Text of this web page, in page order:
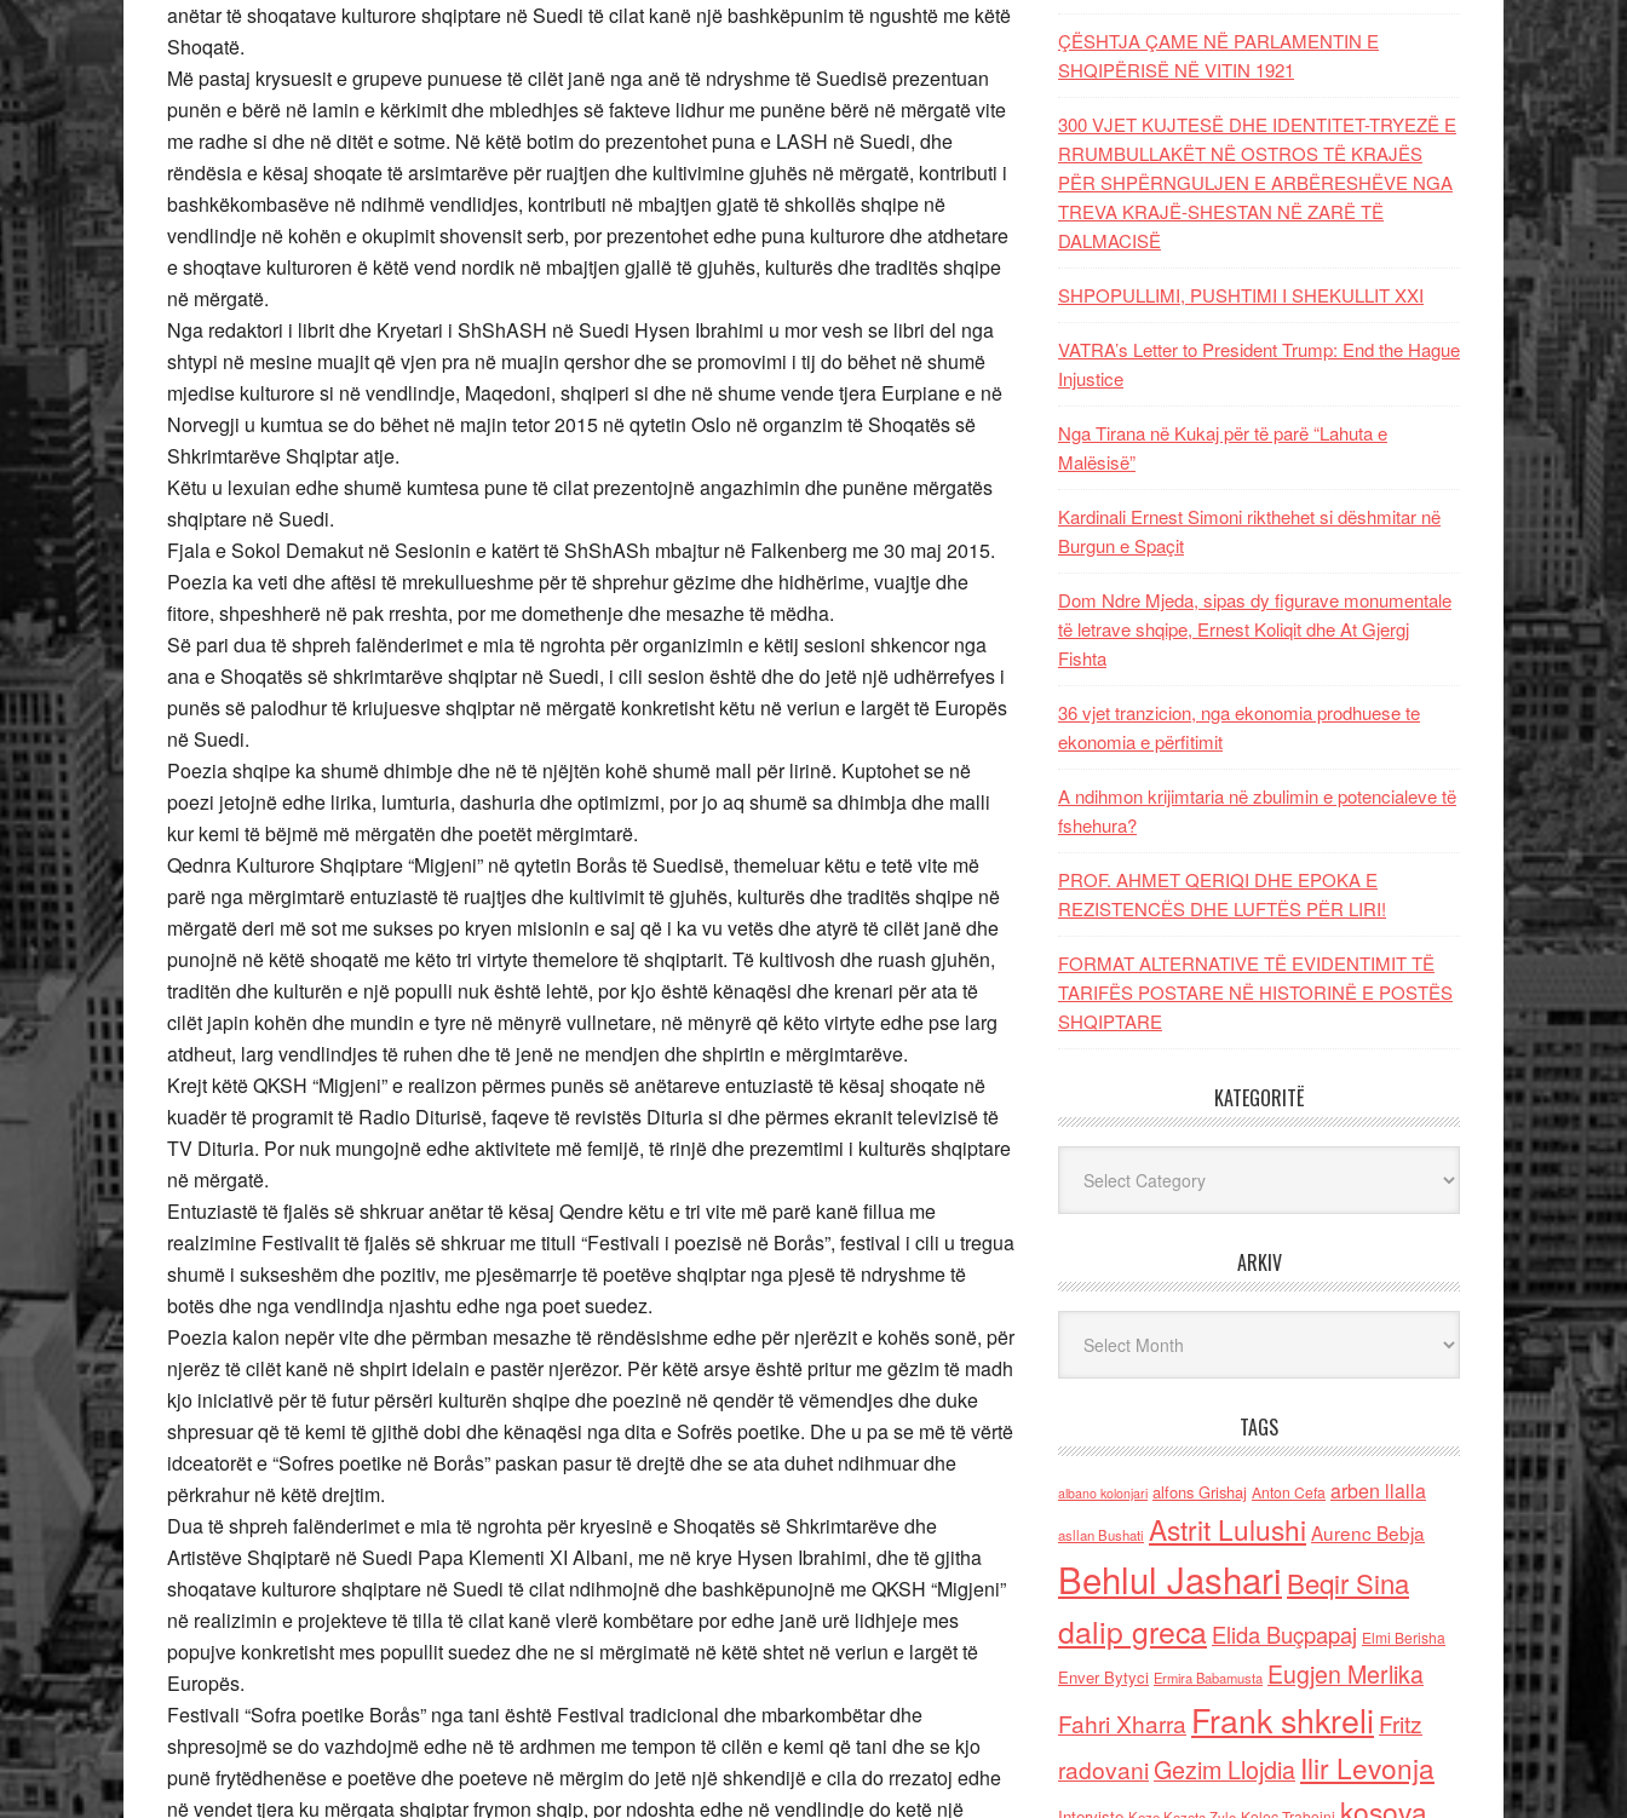
anëtar të shoqatave kulturore shqiptare në Suedi të cilat kanë një bashkëpunim të ngushtë me këtë
Shoqatë.
Më pastaj krysuesit e grupeve punuese të cilët janë nga anë të ndryshme të Suedisë prezentuan
punën e bërë në lamin e kërkimit dhe mbledhjes së fakteve lidhur me punëne bërë në mërgatë vite
me radhe si dhe në ditët e sotme. Në këtë botim do prezentohet puna e LASH në Suedi, dhe
rëndësia e kësaj shoqate të arsimtarëve për ruajtjen dhe kultivimine gjuhës në mërgatë, kontributi i
bashkëkombasëve në ndihmë vendlidjes, kontributi në mbajtjen gjatë të shkollës shqipe në
vendlindje në kohën e okupimit shovensit serb, por prezentohet edhe puna kulturore dhe atdhetare
e shoqtave kulturoren ë këtë vend nordik në mbajtjen gjallë të gjuhës, kulturës dhe traditës shqipe
në mërgatë.
Nga redaktori i librit dhe Kryetari i ShShASH në Suedi Hysen Ibrahimi u mor vesh se libri del nga
shtypi në mesine muajit që vjen pra në muajin qershor dhe se promovimi i tij do bëhet në shumë
mjedise kulturore si në vendlindje, Maqedoni, shqiperi si dhe në shume vende tjera Eurpiane e në
Norvegji u kumtua se do bëhet në majin tetor 2015 në qytetin Oslo në organzim të Shoqatës së
Shkrimtarëve Shqiptar atje.
Këtu u lexuian edhe shumë kumtesa pune të cilat prezentojnë angazhimin dhe punëne mërgatës
shqiptare në Suedi.
Fjala e Sokol Demakut në Sesionin e katërt të ShShASh mbajtur në Falkenberg me 30 maj 2015.
Poezia ka veti dhe aftësi të mrekullueshme për të shprehur gëzime dhe hidhërime, vuajtje dhe
fitore, shpeshherë në pak rreshta, por me domethenje dhe mesazhe të mëdha.
Së pari dua të shpreh falënderimet e mia të ngrohta për organizimin e këtij sesioni shkencor nga
ana e Shoqatës së shkrimtarëve shqiptar në Suedi, i cili sesion është dhe do jetë një udhërrefyes i
punës së palodhur të kriujuesve shqiptar në mërgatë konkretisht këtu në veriun e largët të Europës
në Suedi.
Poezia shqipe ka shumë dhimbje dhe në të njëjtën kohë shumë mall për lirinë. Kuptohet se në
poezi jetojnë edhe lirika, lumturia, dashuria dhe optimizmi, por jo aq shumë sa dhimbja dhe malli
kur kemi të bëjmë më mërgatën dhe poetët mërgimtarë.
Qednra Kulturore Shqiptare “Migjeni” në qytetin Borås të Suedisë, themeluar këtu e tetë vite më
parë nga mërgimtarë entuziastë të ruajtjes dhe kultivimit të gjuhës, kulturës dhe traditës shqipe në
mërgatë deri më sot me sukses po kryen misionin e saj që i ka vu vetës dhe atyrë të cilët janë dhe
punojnë në këtë shoqatë me këto tri virtyte themelore të shqiptarit. Të kultivosh dhe ruash gjuhën,
traditën dhe kulturën e një populli nuk është lehtë, por kjo është kënaqësi dhe krenari për ata të
cilët japin kohën dhe mundin e tyre në mënyrë vullnetare, në mënyrë që këto virtyte edhe pse larg
atdheut, larg vendlindjes të ruhen dhe të jenë ne mendjen dhe shpirtin e mërgimtarëve.
Krejt këtë QKSH “Migjeni” e realizon përmes punës së anëtareve entuziastë të kësaj shoqate në
kuadër të programit të Radio Diturisë, faqeve të revistës Dituria si dhe përmes ekranit televizisë të
TV Dituria. Por nuk mungojnë edhe aktivitete më femijë, të rinjë dhe prezemtimi i kulturës shqiptare
në mërgatë.
Entuziastë të fjalës së shkruar anëtar të kësaj Qendre këtu e tri vite më parë kanë fillua me
realzimine Festivalit të fjalës së shkruar me titull “Festivali i poezisë në Borås”, festival i cili u tregua
shumë i sukseshëm dhe pozitiv, me pjesëmarrje të poetëve shqiptar nga pjesë të ndryshme të
botës dhe nga vendlindja njashtu edhe nga poet suedez.
Poezia kalon nepër vite dhe përmban mesazhe të rëndësishme edhe për njerëzit e kohës sonë, për
njerëz të cilët kanë në shpirt idelain e pastër njerëzor. Për këtë arsye është pritur me gëzim të madh
kjo iniciativë për të futur përsëri kulturën shqipe dhe poezinë në qendër të vëmendjes dhe duke
shpresuar që të kemi të gjithë dobi dhe kënaqësi nga dita e Sofrës poetike. Dhe u pa se më të vërtë
idceatorët e “Sofres poetike në Borås” paskan pasur të drejtë dhe se ata duhet ndihmuar dhe
përkrahur në këtë drejtim.
Dua të shpreh falënderimet e mia të ngrohta për kryesinë e Shoqatës së Shkrimtarëve dhe
Artistëve Shqiptarë në Suedi Papa Klementi XI Albani, me në krye Hysen Ibrahimi, dhe të gjitha
shoqatave kulturore shqiptare në Suedi të cilat ndihmojnë dhe bashkëpunojnë me QKSH “Migjeni”
në realizimin e projekteve të tilla të cilat kanë vlerë kombëtare por edhe janë urë lidhjeje mes
popujve konkretisht mes popullit suedez dhe ne si mërgimatë në këtë shtet në veriun e largët të
Europës.
Festivali “Sofra poetike Borås” nga tani është Festival tradicional dhe mbarkombëtar dhe
shpresojmë se do vazhdojmë edhe në të ardhmen me tempon të cilën e kemi që tani dhe se kjo
punë frytëdhenëse e poetëve dhe poeteve në mërgim do jetë një shkendijë e cila do rrezatoj edhe
në vendet tjera ku mërgata shqiptar frymon shqip, por ndoshta edhe në vendlindje do ketë një
ÇËSHTJA ÇAME NË PARLAMENTIN E
SHQIPËRISË NË VITIN 1921
300 VJET KUJTESË DHE IDENTITET-TRYEZË E
RRUMBULLAKËT NË OSTROS TË KRAJËS
PËR SHPËRNGULJEN E ARBËRESHËVE NGA
TREVA KRAJË-SHESTAN NË ZARË TË
DALMACISË
SHPOPULLIMI, PUSHTIMI I SHEKULLIT XXI
VATRA’s Letter to President Trump: End the Hague
Injustice
Nga Tirana në Kukaj për të parë “Lahuta e
Malësisë”
Kardinali Ernest Simoni rikthehet si dëshmitar në
Burgun e Spaçit
Dom Ndre Mjeda, sipas dy figurave monumentale
të letrave shqipe, Ernest Koliqit dhe At Gjergj
Fishta
36 vjet tranzicion, nga ekonomia prodhuese te
ekonomia e përfitimit
A ndihmon krijimtaria në zbulimin e potencialeve të
fshehura?
PROF. AHMET QERIQI DHE EPOKA E
REZISTENCЁS DHE LUFTЁS PЁR LIRI!
FORMAT ALTERNATIVE TË EVIDENTIMIT TË
TARIFËS POSTARE NË HISTORINË E POSTËS
SHQIPTARE
KATEGORITË
ARKIV
TAGS
albano kolonjari alfons Grishaj Anton Cefa arben llalla
asllan Bushati Astrit Lulushi Aurenc Bebja
Behlul Jashari Beqir Sina
dalip grecaElida Buçpapaj Elmi Berisha
Enver Bytyci Ermira Babamusta Eugjen Merlika
Fahri Xharra Frank shkreli Fritz
radovaniGezim Llojdia Ilir Levonja